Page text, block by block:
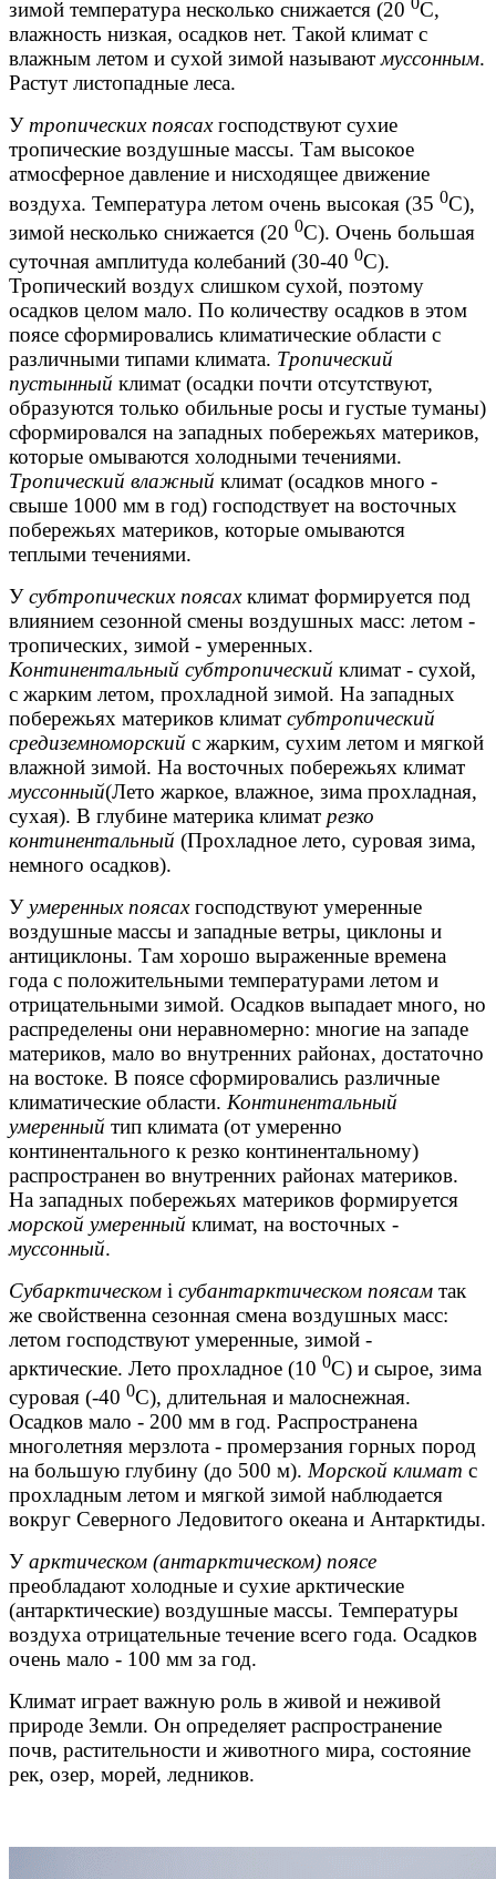
зимой температура несколько снижается (20
С,
влажность низкая, осадков нет. Такой климат с
влажным летом и сухой зимой называютмуссонным.
Растут листопадные леса.
Утропических поясахгосподствуют сухие
тропические воздушные массы. Там высокое
атмосферное давление и нисходящее движение
воздуха. Температура летом очень высокая (35 0С),
зимой несколько снижается (20 0С). Очень большая
суточная амплитуда колебаний (30-40 0С).
Тропический воздух слишком сухой, поэтому
осадков целом мало. По количеству осадков в этом
поясе сформировались климатические области с
различными типами климата. Тропический
пустынный климат (осадки почти отсутствуют,
образуются только обильные росы и густые туманы)
сформировался на западных побережьях материков,
которые омываются холодными течениями.
Тропический влажный климат (осадков много -
свыше 1000 мм в год) господствует на восточных
побережьях материков, которые омываются
теплыми течениями.
Усубтропических поясахклимат формируется под
влиянием сезонной смены воздушных масс: летом -
тропических, зимой - умеренных.
Континентальный субтропический климат - сухой,
с жарким летом, прохладной зимой. На западных
побережьях материков климат субтропический
средиземноморский с жарким, сухим летом и мягкой
влажной зимой. На восточных побережьях климат
муссонный(Лето жаркое, влажное, зима прохладная,
сухая). В глубине материка климат резко
континентальный (Прохладное лето, суровая зима,
немного осадков).
Уумеренных поясахгосподствуют умеренные
воздушные массы и западные ветры, циклоны и
антициклоны. Там хорошо выраженные времена
года с положительными температурами летом и
отрицательными зимой. Осадков выпадает много, но
распределены они неравномерно: многие на западе
материков, мало во внутренних районах, достаточно
на востоке. В поясе сформировались различные
климатические области. Континентальный
умеренный тип климата (от умеренно
континентального к резко континентальному)
распространен во внутренних районах материков.
На западных побережьях материков формируется
морской умеренный климат, на восточных -
муссонный.
Субарктическом і субантарктическом поясам так
же свойственна сезонная смена воздушных масс:
летом господствуют умеренные, зимой -
арктические. Лето прохладное (10 0С) и сырое, зима
суровая (-40 0С), длительная и малоснежная.
Осадков мало - 200 мм в год. Распространена
многолетняя мерзлота - промерзания горных пород
на большую глубину (до 500 м). Морской климат с
прохладным летом и мягкой зимой наблюдается
вокруг Северного Ледовитого океана и Антарктиды.
Уарктическом (антарктическом) поясе
преобладают холодные и сухие арктические
(антарктические) воздушные массы. Температуры
воздуха отрицательные течение всего года. Осадков
очень мало - 100 мм за год.
Климат играет важную роль в живой и неживой
природе Земли. Он определяет распространение
почв, растительности и животного мира, состояние
рек, озер, морей, ледников.